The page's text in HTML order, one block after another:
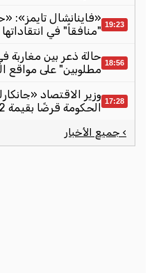
19:23 «فاينانشال تايمز»:
"منافقاً" في
18:56 حالة ذعر بين مغاربة
مطلوبين" على مواقع
17:28 وزير الاقتصاد
الحكومة قرضًا بقيمة 22 مليار يورو لإعادة التسلح”
› جميع الأخبار